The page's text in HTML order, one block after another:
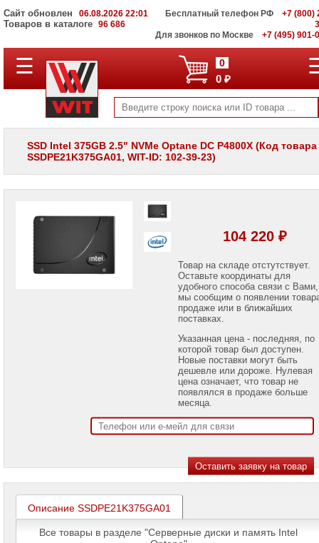
Сайт обновлен 06.08.2026 22:01
Товаров в каталоге 96 686
Бесплатный телефон РФ
+7 (800)
Для звонков по Москве
+7 (495) 901-
ПОЛНЫЙ
КАТАЛОГ
Корпоративные
серверы
WIT
хранения
Мониторы
LCD
панели
Name
Принтеры
плоттеры
МФУ
Серверы
☰ 0
0 ₽
SSD Intel 375GB 2.5" NVMe Optane DC P4800X (Код товара
SSDPE21K375GA01, WIT-ID: 102-39-23)
104 220 ₽
Товар на складе отстутствует.
Оставьте координаты для
удобного способа связи с Вами,
мы сообщим о появлении
продаже или в ближайших
поставках.
Указанная цена - последняя, по
которой товар был доступен.
Новые поставки могут быть
дешевле или дороже. Нулевая
цена означает, что товар не
появлялся в продаже больше
месяца.
Описание SSDPE21K375GA01
Все товары в разделе "Серверные диски и память Intel